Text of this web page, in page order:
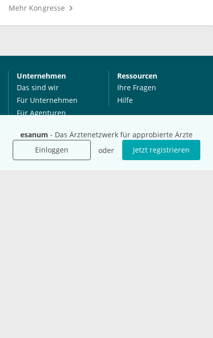
esanum - Das Ärztenetzwerk für approbierte Ärzte
Einloggen
oder Jetzt registrieren
Mehr Kongresse
Unternehmen
Das sind wir
Für Unternehmen
Für Agenturen
Presse
Karriere
Ressourcen
Ihre Fragen
Hilfe